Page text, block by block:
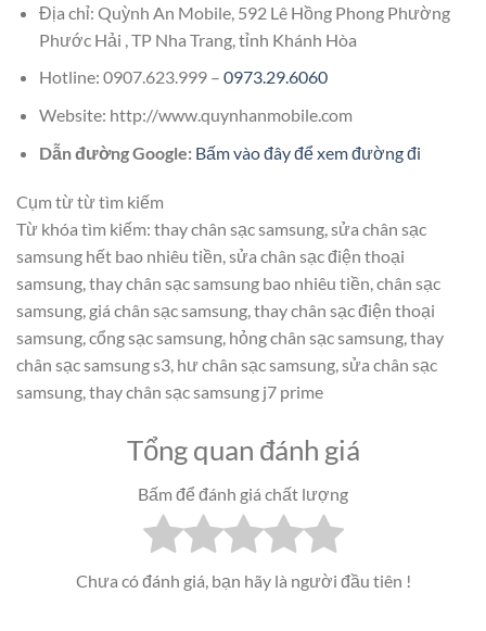
Địa chỉ: Quỳnh An Mobile, 592 Lê Hồng Phong Phường
Phước Hải , TP Nha Trang, tỉnh Khánh Hòa
Hotline: 0907.623.999 – 0973.29.6060
Website: http://www.quynhanmobile.com
Dẫn đường Google: Bấm vào đây để xem đường đi
Cụm từ từ tìm kiếm
Từ khóa tìm kiếm: thay chân sạc samsung, sửa chân sạc
samsung hết bao nhiêu tiền, sửa chân sạc điện thoại
samsung, thay chân sạc samsung bao nhiêu tiền, chân sạc
samsung, giá chân sạc samsung, thay chân sạc điện thoại
samsung, cổng sạc samsung, hỏng chân sạc samsung, thay
chân sạc samsung s3, hư chân sạc samsung, sửa chân sạc
samsung, thay chân sạc samsung j7 prime
Tổng quan đánh giá
Bấm để đánh giá chất lượng
Chưa có đánh giá, bạn hãy là người đầu tiên !